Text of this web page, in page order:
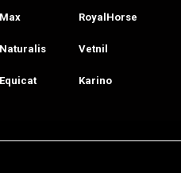
Max
Naturalis
Equicat
RoyalHorse
Vetnil
Karino